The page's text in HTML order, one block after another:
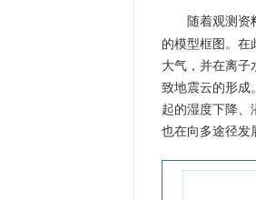
随着观测资
的模型框图。在
大气，并在离子
致地震云的形成
起的湿度下降、
也在向多途径发